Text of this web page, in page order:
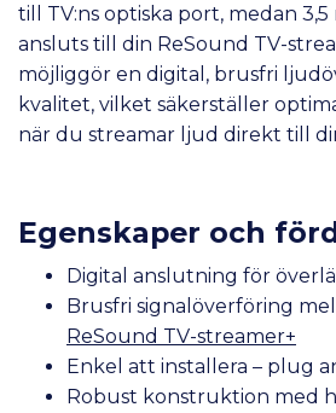
till TV:ns optiska port, medan
ansluts till din ReSound TV-
möjliggör en digital, brusfri
kvalitet, vilket säkerställer
när du streamar ljud direkt till
Egenskaper och
Digital anslutning för
Brusfri signalöverföring
ReSound TV-streamer+
Enkel att installera – plug
Robust konstruktion med